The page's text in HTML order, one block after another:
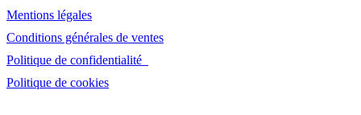
Mentions légales
Conditions générales de ventes
Politique de confidentialité
Politique de cookies